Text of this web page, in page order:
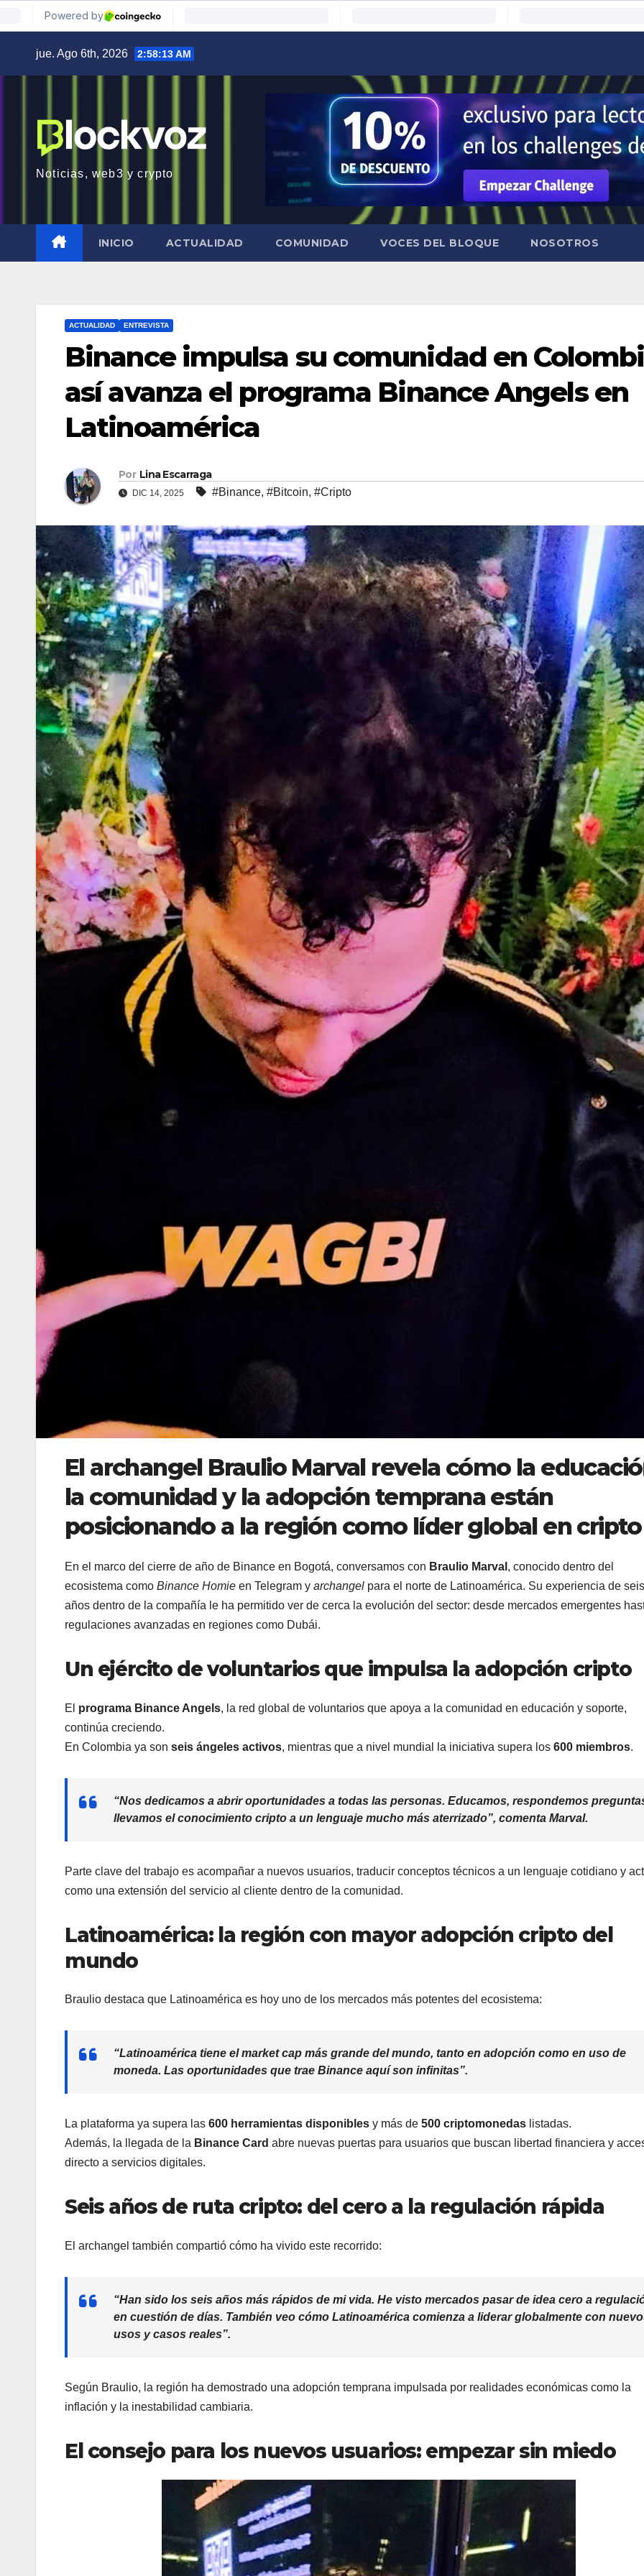
jue. Ago 6th, 2026 2:58:15 AM
Noticias, web3 y crypto
INICIO ACTUALIDAD COMUNIDAD VOCES DEL BLOQUE NOSOTROS
ACTUALIDAD ENTREVISTA
Binance impulsa su comunidad en
así avanza el programa Binance Angels en
Latinoamérica
Por Lina Escarraga
DIC 14, 2025 #Binance, #Bitcoin, #Cripto
El archangel Braulio Marval revela cómo la
la comunidad y la adopción temprana están
posicionando a la región como líder global en cripto
En el marco del cierre de año de Binance en Bogotá, conversamos con Braulio Marval , conocido dentro del
ecosistema como Binance Homie en Telegram y archangel para el norte de Latinoamérica. Su experiencia de seis
años dentro de la compañía le ha permitido ver de cerca la evolución del sector: desde mercados emergentes
regulaciones avanzadas en regiones como Dubái.
Un ejército de voluntarios que impulsa la adopción cripto
El programa Binance Angels, la red global de voluntarios que apoya a la comunidad en educación y soporte,
continúa creciendo.
En Colombia ya son seis ángeles activos, mientras que a nivel mundial la iniciativa supera los 600 miembros.
“Nos dedicamos a abrir oportunidades a todas las personas. Educamos, respondemos
llevamos el conocimiento cripto a un lenguaje mucho más aterrizado”, comenta Marval.
Parte clave del trabajo es acompañar a nuevos usuarios, traducir conceptos técnicos a un lenguaje cotidiano y
como una extensión del servicio al cliente dentro de la comunidad.
Latinoamérica: la región con mayor adopción cripto del
mundo
Braulio destaca que Latinoamérica es hoy uno de los mercados más potentes del ecosistema:
“Latinoamérica tiene elmarket cap más grande del mundo, tanto en adopción como en uso de
moneda. Las oportunidades que trae Binance aquí son infinitas”.
La plataforma ya supera las 600 herramientas disponibles y más de 500 criptomonedas listadas.
Además, la llegada de la Binance Card abre nuevas puertas para usuarios que buscan libertad financiera y
directo a servicios digitales.
Seis años de ruta cripto: del cero a la regulación rápida
El archangel también compartió cómo ha vivido este recorrido:
“Han sido los seis años más rápidos de mi vida. He visto mercados pasar de idea cero a
en cuestión de días. También veo cómo Latinoamérica comienza a liderar globalmente con
usos y casos reales”.
Según Braulio, la región ha demostrado una adopción temprana impulsada por realidades económicas como la
inflación y la inestabilidad cambiaria.
El consejo para los nuevos usuarios: empezar sin miedo